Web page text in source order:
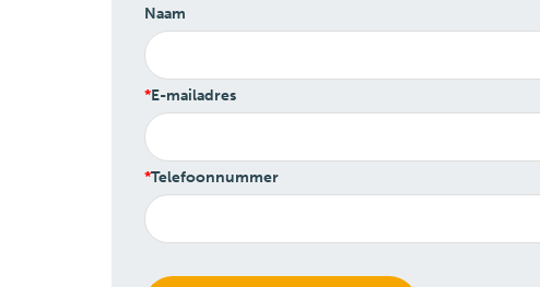
Naam
E-mailadres
Telefoonnummer